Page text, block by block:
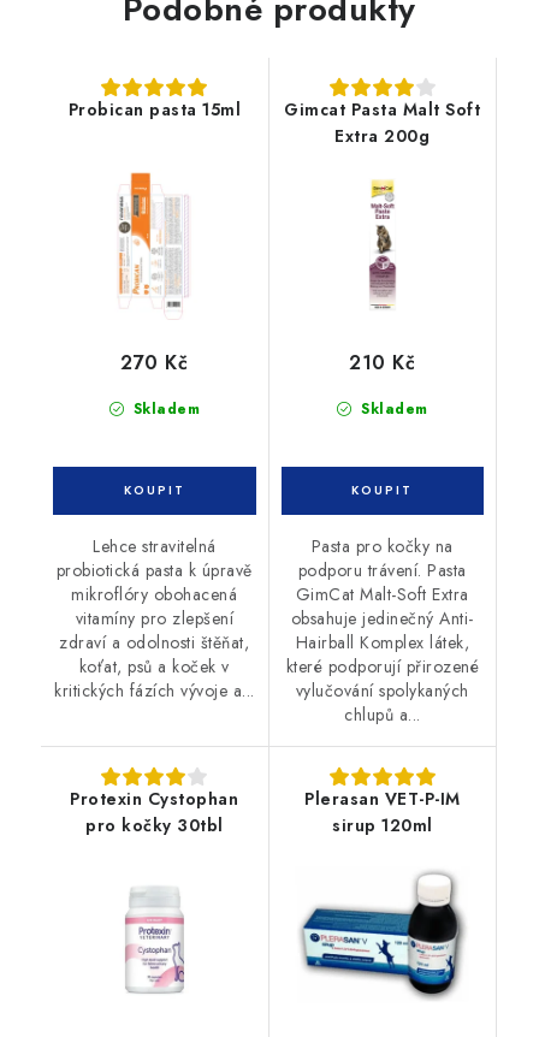
Probican pasta 15ml
Skladem
270 Kč
Lehce stravitelná
probiotická pasta k úpravě
mikroflóry obohacená
vitamíny pro zlepšení
zdraví a odolnosti štěňat,
koťat, psů a koček v
kritických fázích vývoje a...
Gimcat Pasta Malt Soft
Extra 200g
Skladem
210 Kč
Pasta pro kočky na
podporu trávení. Pasta
GimCat Malt-Soft Extra
obsahuje jedinečný Anti-
Hairball Komplex látek,
které podporují přirozené
vylučování spolykaných
chlupů a...
Protexin Cystophan
pro kočky 30tbl
Plerasan VET-P-IM
sirup 120ml